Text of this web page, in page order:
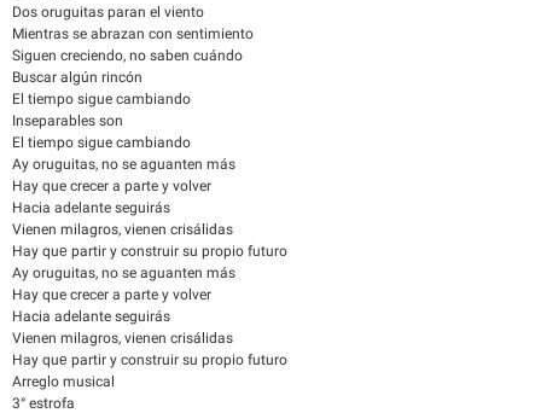
Dos oruguitas paran el viento
Mientras se abrazan con sentimiento
Siguen creciendo, no saben cuándo
Buscar algún rincón
El tiempo sigue cambiando
Inseparables son
El tiempo sigue cambiando
Ay oruguitas, no se aguanten más
Hay que crecer a parte y volver
Hacia adelante seguirás
Vienen milagros, vienen crisálidas
Hay quе partir y construir su propio futuro
Ay oruguitas, no se aguanten más
Hay que crecer a parte y volver
Hacia adelante seguirás
Vienen milagros, vienen crisálidas
Hay quе partir y construir su propio futuro
Arreglo musical
3° estrofa